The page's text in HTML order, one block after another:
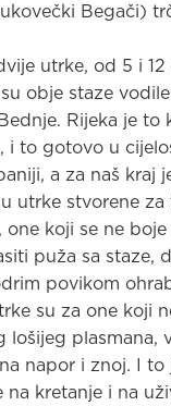
Begači)
utrke, od 5 i 12
obje staze
Rijeka je to
i to gotovo u
a za naš kraj
utrke stvorene
koji se ne
puža sa staze,
povikom
su za one koji
lošijeg plasmana,
napor i znoj. I to
na kretanje i na